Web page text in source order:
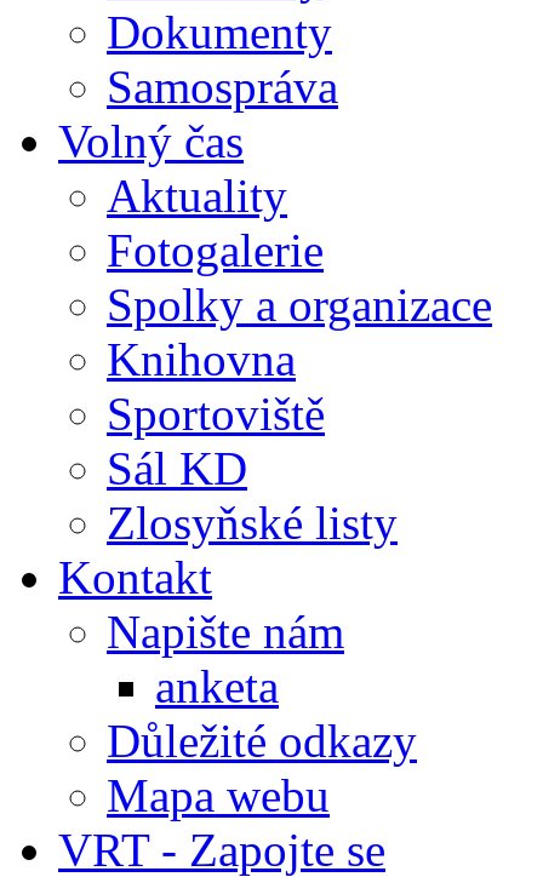
Dokumenty
Samospráva
Volný čas
Aktuality
Fotogalerie
Spolky a organizace
Knihovna
Sportoviště
Sál KD
Zlosyňské listy
Kontakt
Napište nám
anketa
Důležité odkazy
Mapa webu
VRT - Zapojte se